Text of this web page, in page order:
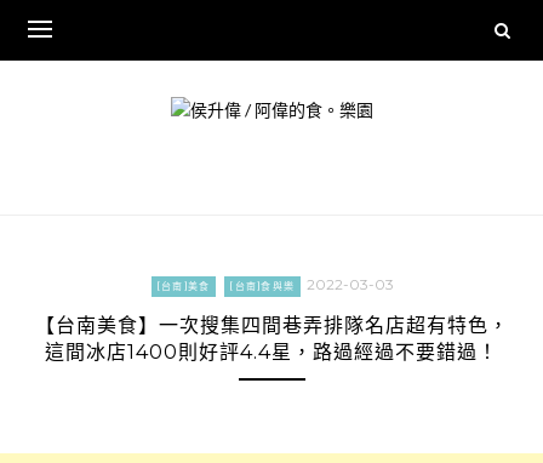
content
[台南]美食 [台南]食與樂 2022-03-03
【台南美食】一次搜集四間巷弄排隊名店超有特色，
這間冰店1400則好評4.4星，路過經過不要錯過！